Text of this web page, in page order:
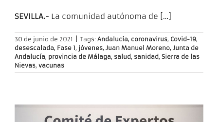
SEVILLA.- La comunidad autónoma de […]
30 de junio de 2021 Tags: Andalucía, coronavirus, Covid-19,
desescalada, Fase 1, jóvenes, Juan Manuel Moreno, Junta de
Andalucía, provincia de Málaga, salud, sanidad, Sierra de las
Nievas, vacunas